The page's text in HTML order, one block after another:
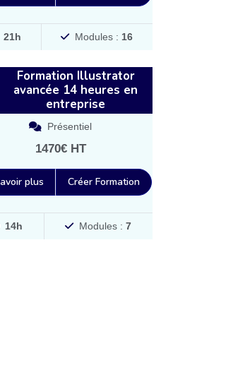
21h Modules : 16
Formation Illustrator
avancée 14 heures en
entreprise
Présentiel
1470€ HT
plus Créer Formation
14h Modules :7